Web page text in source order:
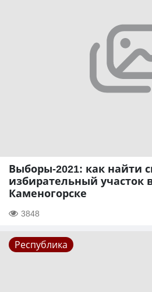
Выборы-2021: как найти
избирательный участок
Каменогорске
3848
Республика